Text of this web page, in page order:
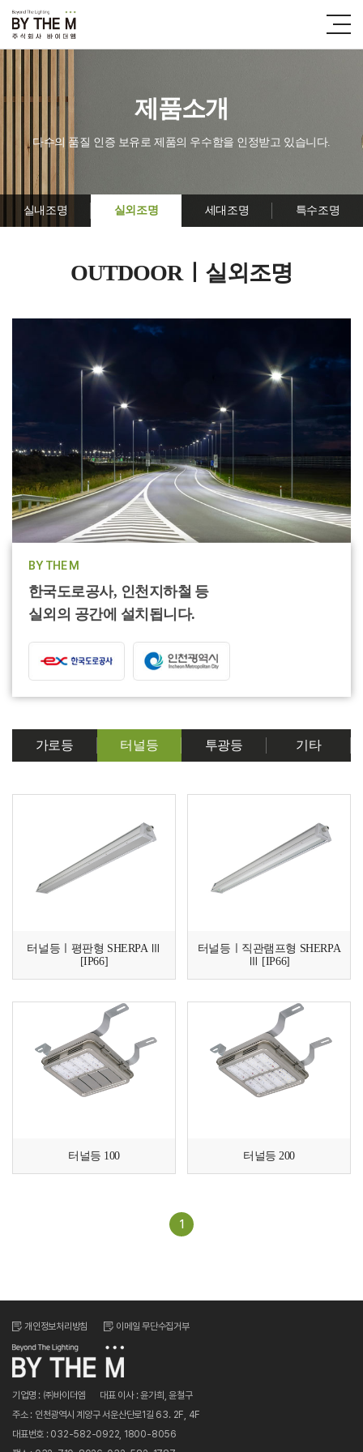
제품소개
다수의 품질 인증 보유로 제품의 우수함을 인정받고 있습니다.
실내조명 실외조명 세대조명 특수조명
OUTDOORㅣ실외조명
BY THE M
한국도로공사, 인천지하철 등
실외의 공간에 설치됩니다.
가로등 터널등 투광등 기타
터널등ㅣ평판형 SHERPA Ⅲ
[IP66]
터널등ㅣ직관램프형 SHERPA
Ⅲ [IP66]
터널등 100 터널등 200
1
개인정보처리방침 이메일 무단수집거부
기업명 : ㈜바이더엠
대표 이사 : 윤가희, 윤철구
주소 : 인천광역시 계양구 서운산단로1길 63. 2F, 4F
대표번호 : 032-582-0922, 1800-8056